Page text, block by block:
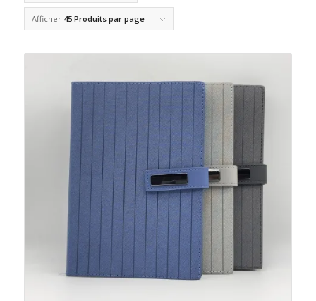
Afficher 45 Produits par page